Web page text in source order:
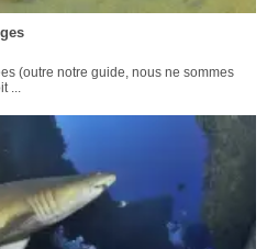
(outre notre guide, nous ne sommes
...